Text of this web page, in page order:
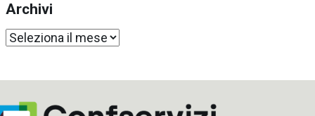
Archivi
Archivi